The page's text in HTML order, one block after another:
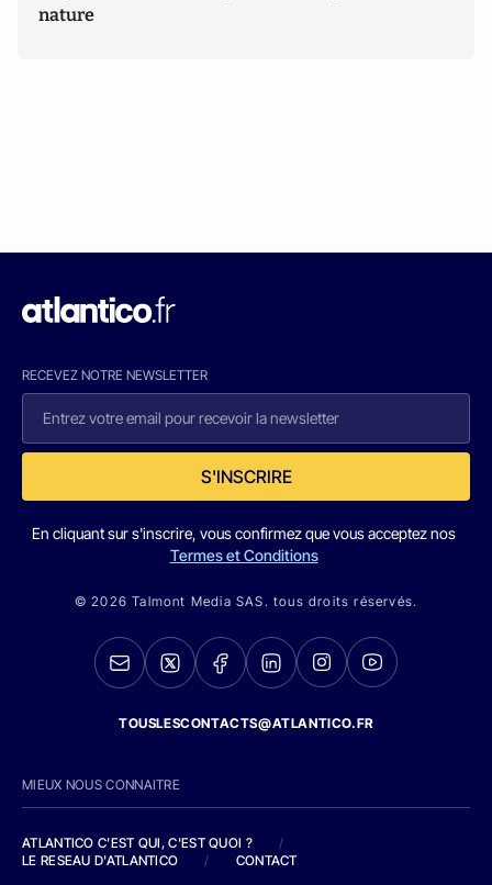
nature
RECEVEZ NOTRE NEWSLETTER
S'INSCRIRE
En cliquant sur s'inscrire, vous confirmez que vous acceptez nos
Termes et Conditions
© 2026 Talmont Media SAS. tous droits réservés.
TOUSLESCONTACTS@ATLANTICO.FR
MIEUX NOUS CONNAITRE
ATLANTICO C'EST QUI, C'EST QUOI ?
/
LE RESEAU D'ATLANTICO
/ CONTACT